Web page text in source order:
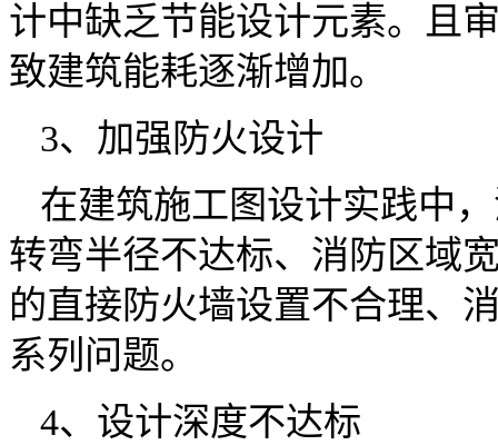
计中缺乏节能设计元素。且
致建筑能耗逐渐增加。
3、加强防火设计
在建筑施工图设计实践中
转弯半径不达标、消防区域
的直接防火墙设置不合理、
系列问题。
4、设计深度不达标